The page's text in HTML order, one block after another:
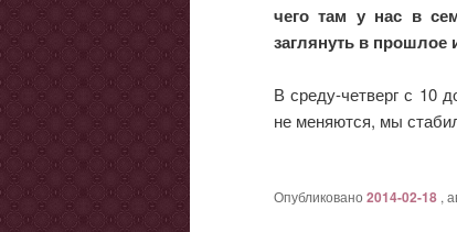
чего там у нас в
заглянуть в прошлое
В среду-четверг с 10
не меняются, мы
Опубликовано 2014-02-18 ,